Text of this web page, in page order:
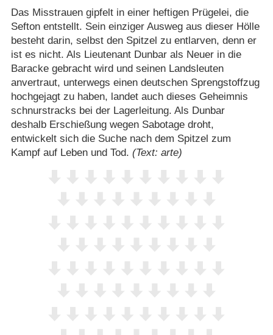
Das Misstrauen gipfelt in einer heftigen Prügelei, die
Sefton entstellt. Sein einziger Ausweg aus dieser Hölle
besteht darin, selbst den Spitzel zu entlarven, denn er
ist es nicht. Als Lieutenant Dunbar als Neuer in die
Baracke gebracht wird und seinen Landsleuten
anvertraut, unterwegs einen deutschen Sprengstoffzug
hochgejagt zu haben, landet auch dieses Geheimnis
schnurstracks bei der Lagerleitung. Als Dunbar
deshalb Erschießung wegen Sabotage droht,
entwickelt sich die Suche nach dem Spitzel zum
Kampf auf Leben und Tod. (Text: arte)